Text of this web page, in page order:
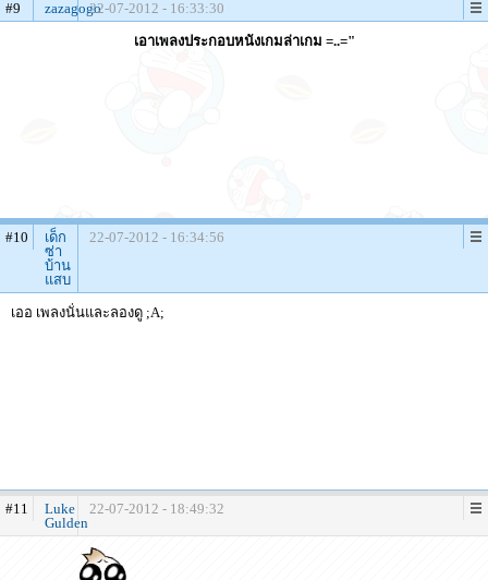
#9 zazagogo22-07-2012 - 16:33:30
เอาเพลงประกอบหนังเกมล่าเกม =..="
#10
เด็ก
ซ่า
บ้าน
แสบ
22-07-2012 - 16:34:56
เออ เพลงนั่นและลองดู ;A;
#11
Luke
Gulden
22-07-2012 - 18:49:32